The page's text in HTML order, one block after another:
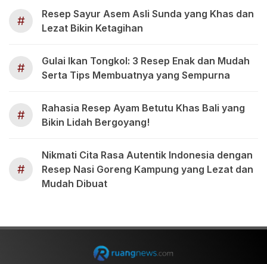
#
Resep Sayur Asem Asli Sunda yang Khas dan
Lezat Bikin Ketagihan
#
Gulai Ikan Tongkol: 3 Resep Enak dan Mudah
Serta Tips Membuatnya yang Sempurna
#
Rahasia Resep Ayam Betutu Khas Bali yang
Bikin Lidah Bergoyang!
#
Nikmati Cita Rasa Autentik Indonesia dengan
Resep Nasi Goreng Kampung yang Lezat dan
Mudah Dibuat